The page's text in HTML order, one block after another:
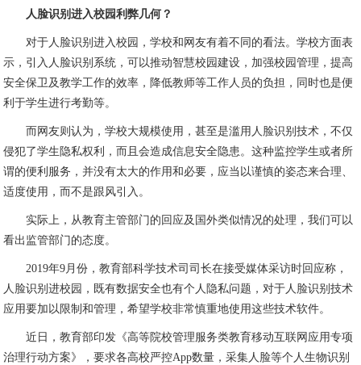
人脸识别进入校园利弊几何？
对于人脸识别进入校园，学校和网友有着不同的看法。学校方面表
示，引入人脸识别系统，可以推动智慧校园建设，加强校园管理，提高
安全保卫及教学工作的效率，降低教师等工作人员的负担，同时也是便
利于学生进行考勤等。
而网友则认为，学校大规模使用，甚至是滥用人脸识别技术，不仅
侵犯了学生隐私权利，而且会造成信息安全隐患。这种监控学生或者所
谓的便利服务，并没有太大的作用和必要，应当以谨慎的姿态来合理、
适度使用，而不是跟风引入。
实际上，从教育主管部门的回应及国外类似情况的处理，我们可以
看出监管部门的态度。
2019年9月份，教育部科学技术司司长在接受媒体采访时回应称，
人脸识别进校园，既有数据安全也有个人隐私问题，对于人脸识别技术
应用要加以限制和管理，希望学校非常慎重地使用这些技术软件。
近日，教育部印发《高等院校管理服务类教育移动互联网应用专项
治理行动方案》，要求各高校严控App数量，采集人脸等个人生物识别